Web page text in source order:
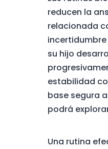
reducen la
relacionada
su hijo
estabilidad
base segura
podrá
Una rutina